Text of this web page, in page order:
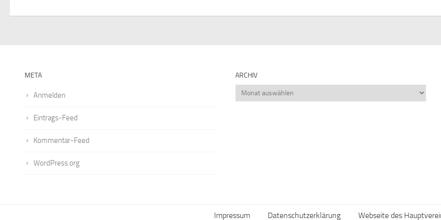
META
Anmelden
Eintrags-Feed
Kommentar-Feed
WordPress.org
ARCHIV
Archiv
Impressum Datenschutzerklärung Webseite des